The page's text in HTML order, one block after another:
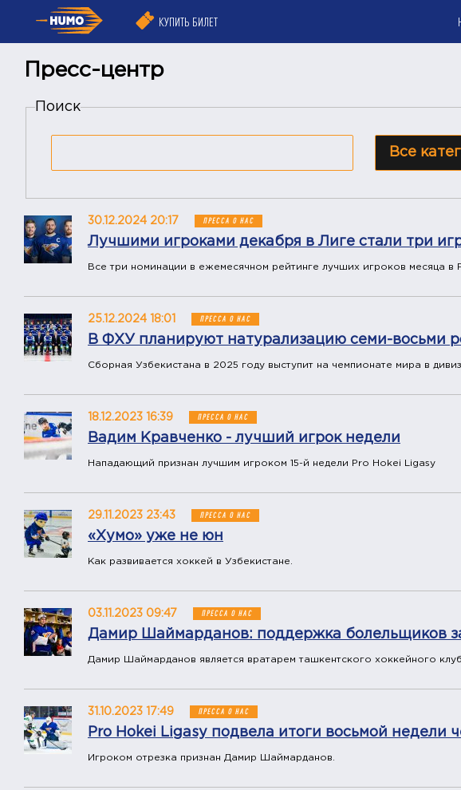
КУПИТЬ БИЛЕТ
Пресс-центр
Поиск
30.12.2024 20:17 ПРЕССА О НАС
Лучшими игроками декабря в Лиге стали три
Все три номинации в ежемесячном рейтинге лучших игроков месяца в
25.12.2024 18:01 ПРЕССА О НАС
В ФХУ планируют натурализацию семи-восьми
Сборная Узбекистана в 2025 году выступит на чемпионате мира в
18.12.2023 16:39 ПРЕССА О НАС
Вадим Кравченко - лучший игрок недели
Нападающий признан лучшим игроком 15-й недели Pro Hokei Ligasy
29.11.2023 23:43 ПРЕССА О НАС
«Хумо» уже не юн
Как развивается хоккей в Узбекистане.
03.11.2023 09:47 ПРЕССА О НАС
Дамир Шаймарданов: поддержка болельщиков
Дамир Шаймарданов является вратарем ташкентского хоккейного
31.10.2023 17:49 ПРЕССА О НАС
Pro Hokei Ligasy подвела итоги восьмой недели
Игроком отрезка признан Дамир Шаймарданов.